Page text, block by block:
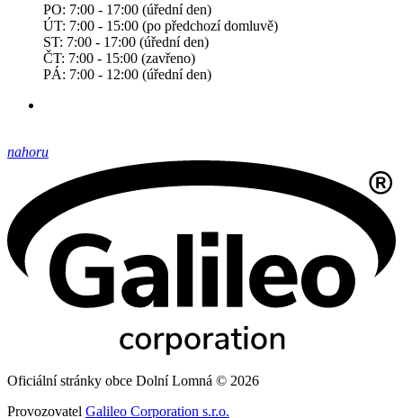
PO: 7:00 - 17:00 (úřední den)
ÚT: 7:00 - 15:00 (po předchozí domluvě)
ST: 7:00 - 17:00 (úřední den)
ČT: 7:00 - 15:00 (zavřeno)
PÁ: 7:00 - 12:00 (úřední den)
nahoru
Oficiální stránky obce Dolní Lomná © 2026
Provozovatel Galileo Corporation s.r.o.